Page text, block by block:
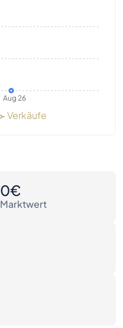
Aug 26
Verkäufe
0€
Marktwert